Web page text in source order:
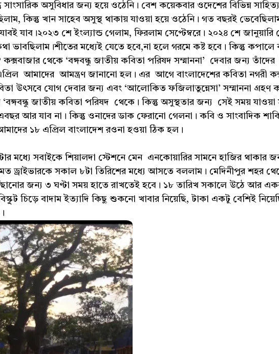
সাংসারিক অসুবিধার জন্য হয়ে ওঠেনি। বেশ কয়েকবার ওদেশের বিভিন্ন
কিন্তু খান সাহেব অসুস্থ থাকায় যাওয়া হয়ে ওঠেনি। গত বছরই
যাব।২০২৩ শে ইংল্যান্ড গেলাম, ফিরলাম সেপ্টেম্বরে। ২০২৪ শে জানুয়ারি
ভাবছিলাম।শীতের মধ্যেই যেতে হবে,না হলে গরমে কষ্ট হবে। কিন্তু কপালে
থেকে ‘বঙ্গবন্ধু জাতীয় কবিতা পরিষদ সম্মাননা’ দেবার জন্য তাঁদের
আমাদের আমন্ত্রণ জানানো হল। এর আগে বাংলাদেশের কবিতা নগরী
উৎসবে যোগ দেবার জন্য এবং ‘আলোকিত ফজিলাতুন্নেসা’ সম্মাননা গ্রহণ
‘বঙ্গবন্ধু জাতীয় কবিতা পরিষদ থেকে। কিন্তু অসুস্থতার জন্য সেই সময় যাওয়া
আর যাব না। কিন্তু ওনাদের ডাক ফেরানো গেলনা। কবি ও সাংবাদিক
১৮ এপ্রিল বাংলাদেশ রওনা হওয়া ঠিক হল।
মধ্যে সবাইকে শিয়ালদা স্টেশনে মেন এনকোয়ারির সামনে হাজির থাকার
ড্রাইভারকে সকাল ৮টা তিরিশের মধ্যে আসতে বললাম। মেদিনীপুর শহর
জন্য ৩ ঘণ্টা সময় হাতে রাখতেই হবে। ১৮ তারিখ সকালে উঠে আর
চিড়ে বাদাম ইত্যাদি কিছু শুকনো খাবার নিয়েছি, টাকা একটু বেশিই